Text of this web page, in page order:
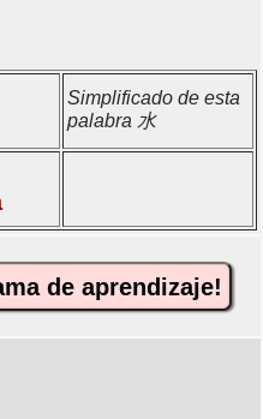
Simplificado de esta
palabra 水
de aprendizaje!